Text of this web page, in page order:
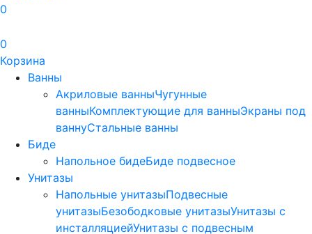
0
0
Корзина
Ванны
Акриловые ванныЧугунные
ванныКомплектующие для ванныЭкраны под
ваннуСтальные ванны
Биде
Напольное бидеБиде пoдвеснoе
Унитазы
Напольные унитазыПодвесные
унитазыБезободковые унитазыУнитазы с
инсталляциейУнитазы с подвесным